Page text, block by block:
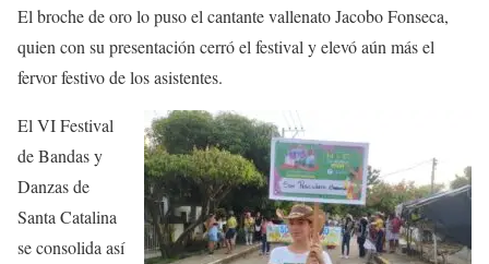
El broche de oro lo puso el cantante vallenato Jacobo Fonseca,
quien con su presentación cerró el festival y elevó aún más el
fervor festivo de los asistentes.
El VI Festival
de Bandas y
Danzas de
Santa Catalina
se consolida así